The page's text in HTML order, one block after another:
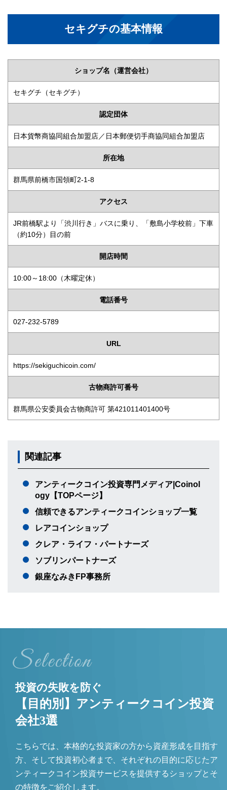
セキグチの基本情報
ショップ名（運営会社）
セキグチ（セキグチ）
認定団体
日本貨幣商協同組合加盟店／日本郵便切手商協同組合加盟店
所在地
群馬県前橋市国領町2-1-8
アクセス
JR前橋駅より「渋川行き」バスに乗り、「敷島小学校前」下車
（約10分）目の前
開店時間
10:00～18:00（木曜定休）
電話番号
027-232-5789
URL
https://sekiguchicoin.com/
古物商許可番号
群馬県公安委員会古物商許可 第421011401400号
関連記事
アンティークコイン投資専門メディア|Coinol
ogy【TOPページ】
信頼できるアンティークコインショップ一覧
レアコインショップ
クレア・ライフ・パートナーズ
ソブリンパートナーズ
銀座なみきFP事務所
投資の失敗を防ぐ
【目的別】アンティークコイン投資
会社3選
こちらでは、本格的な投資家の方から資産形成を目指す
方、そして投資初心者まで、それぞれの目的に応じたア
ンティークコイン投資サービスを提供するショップとそ
の特徴をご紹介します。